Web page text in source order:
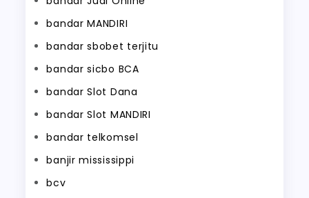
bandar MANDIRI
bandar sbobet terjitu
bandar sicbo BCA
bandar Slot Dana
bandar Slot MANDIRI
bandar telkomsel
banjir mississippi
bcv